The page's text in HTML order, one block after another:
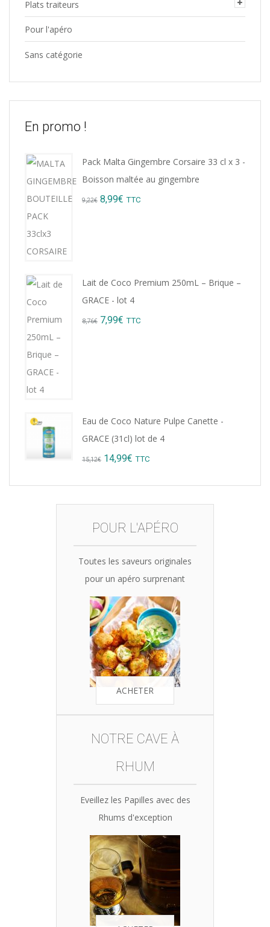
Plats traiteurs
Pour l'apéro
Sans catégorie
En promo !
Pack Malta Gingembre Corsaire 33 cl x 3 -
Boisson maltée au gingembre
9,22€ Original
8,99€ Current
TTC
Lait de Coco Premium 250mL – Brique –
GRACE - lot 4
8,76€ Original
7,99€ Current
TTC
Eau de Coco Nature Pulpe Canette -
GRACE (31cl) lot de 4
15,12€ Original
14,99€ Current
14,99€.
TTC
POUR L'APÉRO
Toutes les saveurs originales
pour un apéro surprenant
ACHETER
NOTRE CAVE À
RHUM
Eveillez les Papilles avec des
Rhums d'exception